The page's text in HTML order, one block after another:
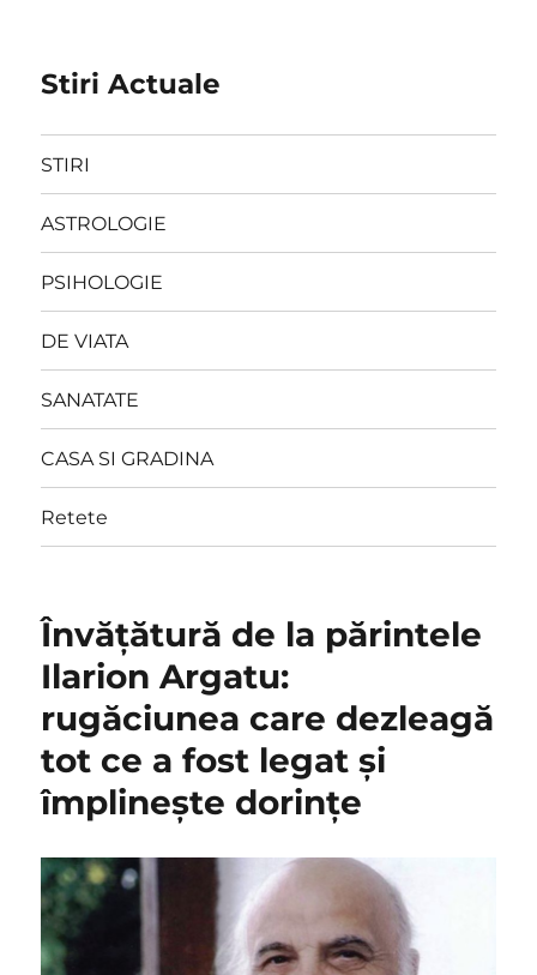
Stiri Actuale
STIRI
ASTROLOGIE
PSIHOLOGIE
DE VIATA
SANATATE
CASA SI GRADINA
Retete
Învăţătură de la părintele
Ilarion Argatu:
rugăciunea care dezleagă
tot ce a fost legat şi
împlineşte dorinţe